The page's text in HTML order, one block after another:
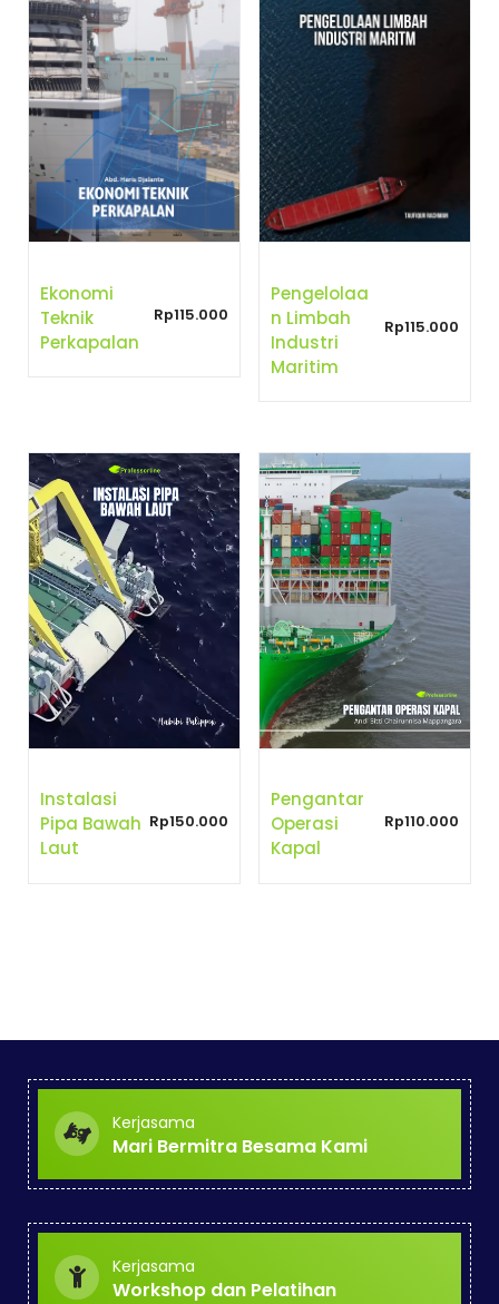
Ekonomi
Teknik
Perkapalan
Rp115.000
Pengelolaa
N Limbah
Industri
Maritim
Rp115.000
Instalasi
Pipa Bawah
Laut
Rp150.000
Pengantar
Operasi
Kapal
Rp110.000
Kerjasama
Mari Bermitra Besama Kami
Kerjasama
Workshop dan Pelatihan